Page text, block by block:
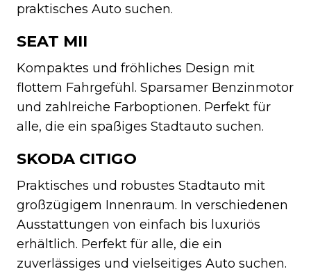
praktisches Auto suchen.
SEAT MII
Kompaktes und fröhliches Design mit
flottem Fahrgefühl. Sparsamer Benzinmotor
und zahlreiche Farboptionen. Perfekt für
alle, die ein spaßiges Stadtauto suchen.
SKODA CITIGO
Praktisches und robustes Stadtauto mit
großzügigem Innenraum. In verschiedenen
Ausstattungen von einfach bis luxuriös
erhältlich. Perfekt für alle, die ein
zuverlässiges und vielseitiges Auto suchen.